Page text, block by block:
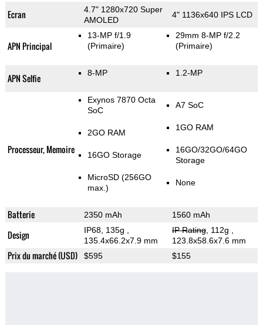
Ecran
4.7" 1280x720 Super
AMOLED
4" 1136x640 IPS LCD
APN Principal
13-MP f/1.9
(Primaire)
29mm 8-MP f/2.2
(Primaire)
APN Selfie 8-MP 1.2-MP
Processeur, Memoire
Exynos 7870 Octa
SoC
2GO RAM
16GO Storage
MicroSD (256GO
max.)
A7 SoC
1GO RAM
16GO/32GO/64GO
Storage
None
Batterie 2350 mAh 1560 mAh
Design IP68, 135g
135.4x66.2x7.9 mm
IP Rating, 112g
123.8x58.6x7.6 mm
Prix du marché (USD) $595 $155